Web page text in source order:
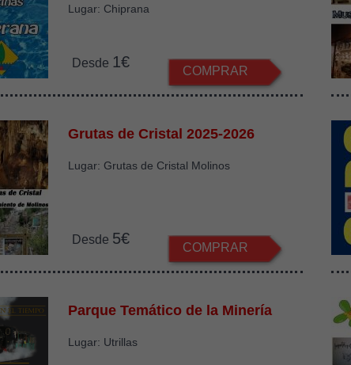
Lugar: Chiprana
Desde 1€
COMPRAR
Grutas de Cristal 2025-2026
Lugar: Grutas de Cristal Molinos
Desde 5€
COMPRAR
Parque Temático de la Minería
Lugar: Utrillas